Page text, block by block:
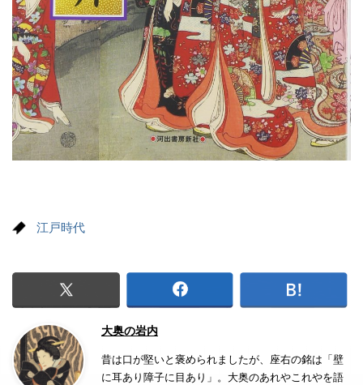
江戸時代
大奥の岩内
昔は口が堅いと褒められましたが、座右の銘は「壁
に耳あり障子に目あり」。大奥のあれやこれやを語